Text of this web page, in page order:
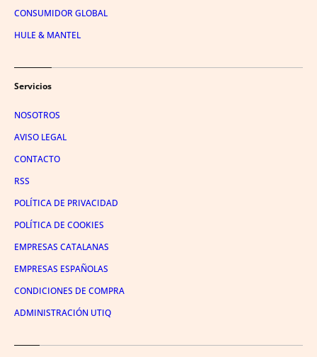
CONSUMIDOR GLOBAL
HULE & MANTEL
Servicios
NOSOTROS
AVISO LEGAL
CONTACTO
RSS
POLÍTICA DE PRIVACIDAD
POLÍTICA DE COOKIES
EMPRESAS CATALANAS
EMPRESAS ESPAÑOLAS
CONDICIONES DE COMPRA
ADMINISTRACIÓN UTIQ